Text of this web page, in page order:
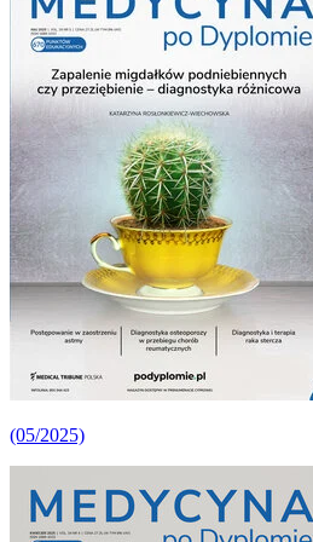
(05/2025)